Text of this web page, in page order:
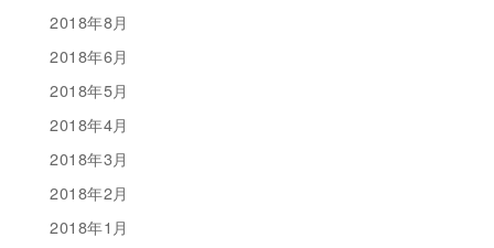
2018年8月
2018年6月
2018年5月
2018年4月
2018年3月
2018年2月
2018年1月